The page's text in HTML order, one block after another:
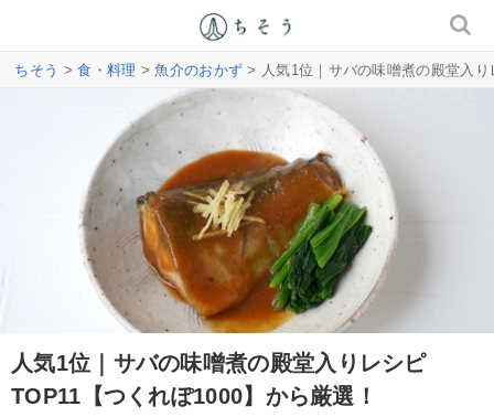
ちそう >食・料理 >魚介のおかず > 人気1位｜サバの味噌煮の殿堂入
人気1位｜サバの味噌煮の殿堂入りレシピ
TOP11【つくれぽ1000】から厳選！